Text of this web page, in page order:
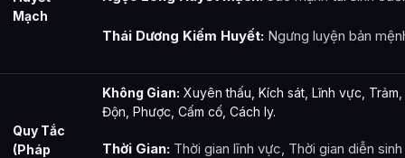
Mạch
Thái Dương Kiếm Huyết: Ngưng luyện bản
Quy Tắc
(Pháp
Không Gian: Xuyên thấu, Kích sát, Lĩnh vực,
Độn, Phược, Cấm cố, Cách ly.
Thời Gian: Thời gian lĩnh vực, Thời gian diễn